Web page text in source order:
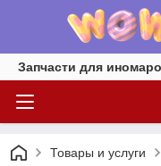
Запчасти для
Товары и услуги